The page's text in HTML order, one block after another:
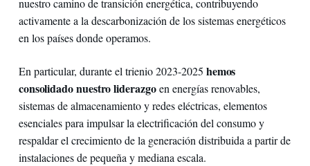
nuestro camino de transición energética, contribuyendo
activamente a la descarbonización de los sistemas energéticos
en los países donde operamos.
En particular, durante el trienio 2023-2025 hemos
consolidado nuestro liderazgoen energías renovables,
sistemas de almacenamiento y redes eléctricas, elementos
esenciales para impulsar la electrificación del consumo y
respaldar el crecimiento de la generación distribuida a partir de
instalaciones de pequeña y mediana escala.